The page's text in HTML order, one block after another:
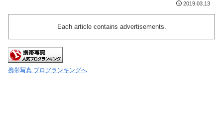
2019.03.13
Each article contains advertisements.
携帯写真 ブログランキングへ